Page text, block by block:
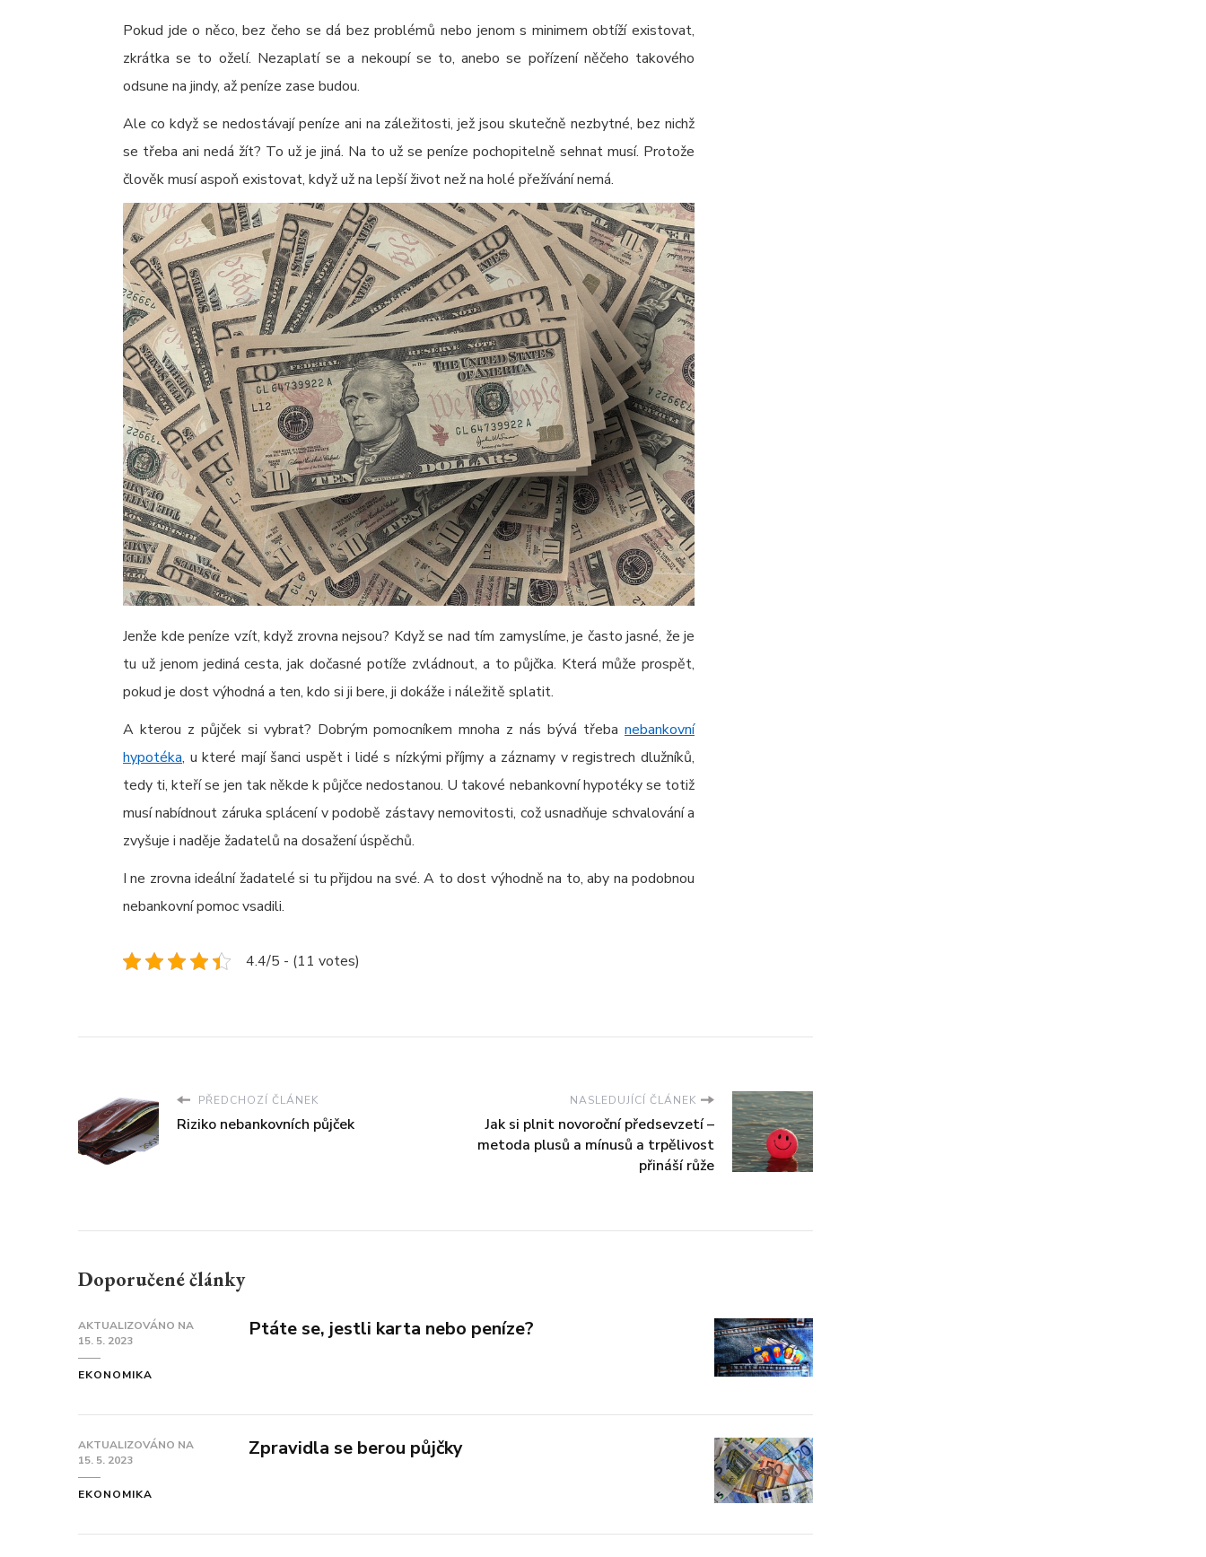
Pokud jde o něco, bez čeho se dá bez problémů nebo jenom s minimem obtíží existovat,
zkrátka se to oželí. Nezaplatí se a nekoupí se to, anebo se pořízení něčeho takového
odsune na jindy, až peníze zase budou.
Ale co když se nedostávají peníze ani na záležitosti, jež jsou skutečně nezbytné, bez nichž
se třeba ani nedá žít? To už je jiná. Na to už se peníze pochopitelně sehnat musí. Protože
člověk musí aspoň existovat, když už na lepší život než na holé přežívání nemá.
Jenže kde peníze vzít, když zrovna nejsou? Když se nad tím zamyslíme, je často jasné, že je
tu už jenom jediná cesta, jak dočasné potíže zvládnout, a to půjčka. Která může prospět,
pokud je dost výhodná a ten, kdo si ji bere, ji dokáže i náležitě splatit.
A kterou z půjček si vybrat? Dobrým pomocníkem mnoha z nás bývá třeba nebankovní
hypotéka, u které mají šanci uspět i lidé s nízkými příjmy a záznamy v registrech dlužníků,
tedy ti, kteří se jen tak někde k půjčce nedostanou. U takové nebankovní hypotéky se totiž
musí nabídnout záruka splácení v podobě zástavy nemovitosti, což usnadňuje schvalování a
zvyšuje i naděje žadatelů na dosažení úspěchů.
I ne zrovna ideální žadatelé si tu přijdou na své. A to dost výhodně na to, aby na podobnou
nebankovní pomoc vsadili.
4.4/5 - (11 votes)
PŘEDCHOZÍ ČLÁNEK
Riziko nebankovních půjček
NASLEDUJÍCÍ ČLÁNEK
Jak si plnit novoroční předsevzetí –
metoda plusů a mínusů a trpělivost
přináší růže
Doporučené články
AKTUALIZOVÁNO NA
15. 5. 2023
EKONOMIKA
Ptáte se, jestli karta nebo peníze?
AKTUALIZOVÁNO NA
15. 5. 2023
EKONOMIKA
Zpravidla se berou půjčky